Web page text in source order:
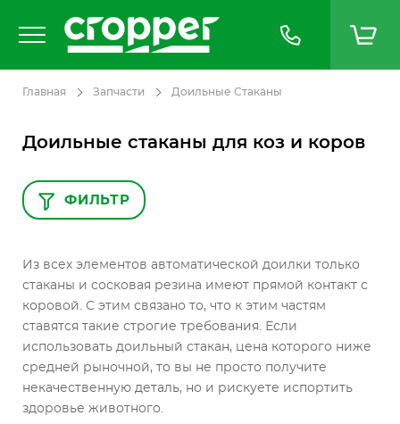
Главная Запчасти Доильные Стаканы
Доильные стаканы для коз и коров
Из всех элементов автоматической доилки только
стаканы и сосковая резина имеют прямой контакт с
коровой. С этим связано то, что к этим частям
ставятся такие строгие требования. Если
использовать доильный стакан, цена которого ниже
средней рыночной, то вы не просто получите
некачественную деталь, но и рискуете испортить
здоровье животного.
ФИЛЬТР